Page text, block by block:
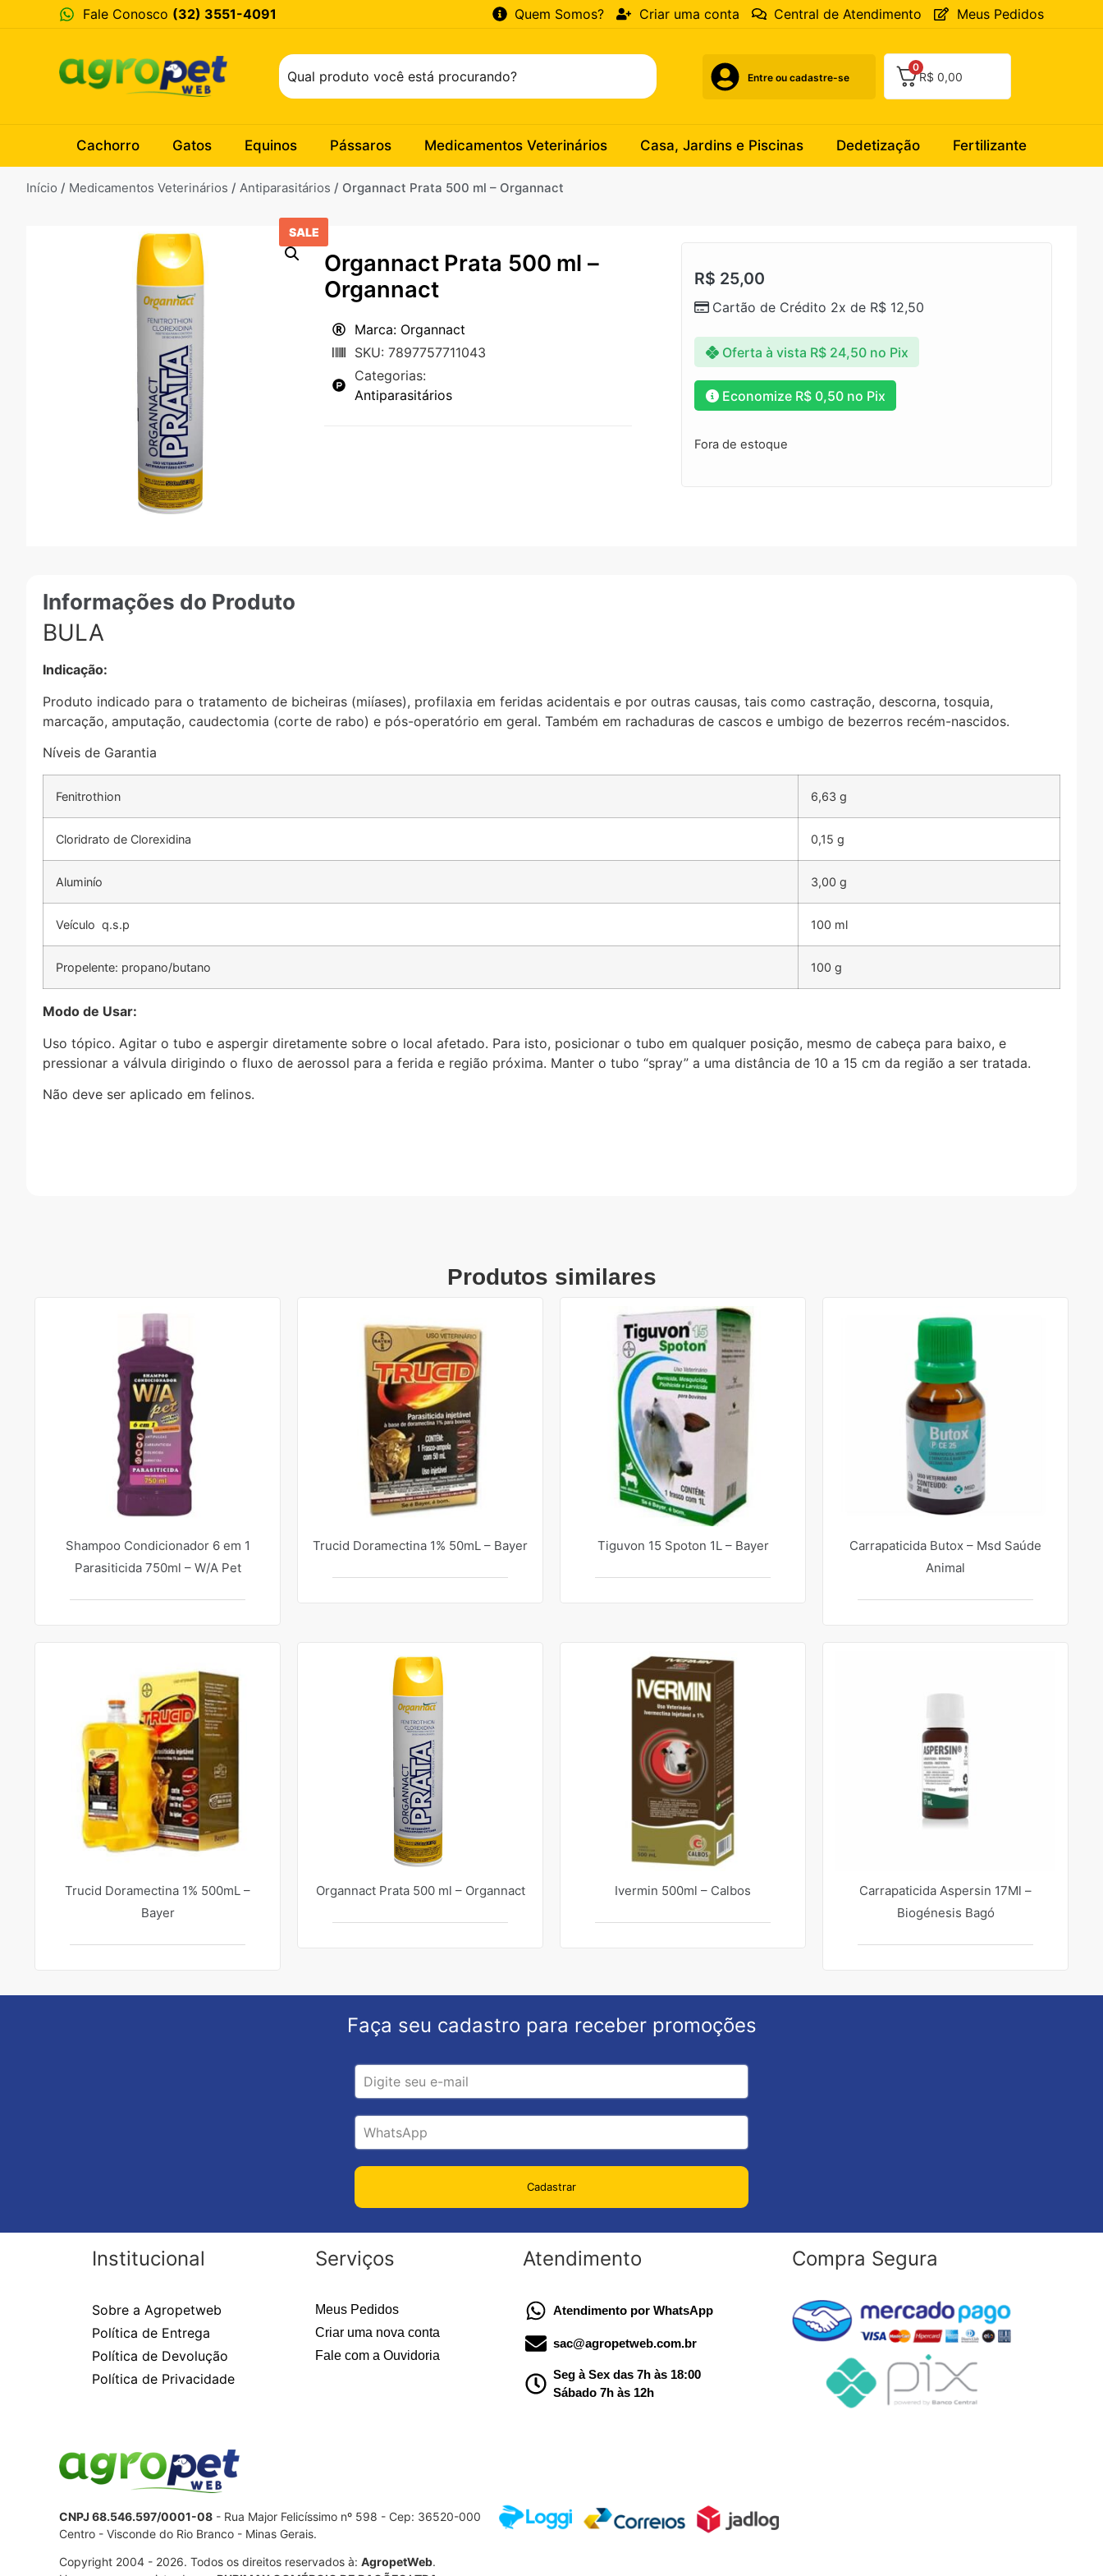
Fale Conosco (32) 3551-4091 Quem Somos? Criar uma conta Central de Atendimento Meus Pedidos
Entre ou cadastre-se
0
R$ 0,00
Cachorro Gatos Equinos Pássaros Medicamentos Veterinários Casa, Jardins e Piscinas Dedetização Fertilizante
Início / Medicamentos Veterinários / Antiparasitários / Organnact Prata 500 ml – Organnact
SALE
Organnact Prata 500 ml –
Organnact
Marca: Organnact
SKU: 7897757711043
Categorias:
Antiparasitários
R$ 25,00
Cartão de Crédito 2x de R$12,50
Oferta à vista R$24,50 no Pix
Economize R$0,50no Pix
Fora de estoque
Informações do Produto
BULA
Indicação:
Produto indicado para o tratamento de bicheiras (miíases), profilaxia em feridas acidentais e por outras causas, tais como castração, descorna, tosquia,
marcação, amputação, caudectomia (corte de rabo) e pós-operatório em geral. Também em rachaduras de cascos e umbigo de bezerros recém-nascidos.
Níveis de Garantia
Fenitrothion 6,63 g
Cloridrato de Clorexidina 0,15 g
Aluminío 3,00 g
Veículo q.s.p 100 ml
Propelente: propano/butano 100 g
Modo de Usar:
Uso tópico. Agitar o tubo e aspergir diretamente sobre o local afetado. Para isto, posicionar o tubo em qualquer posição, mesmo de cabeça para baixo, e
pressionar a válvula dirigindo o fluxo de aerossol para a ferida e região próxima. Manter o tubo “spray” a uma distância de 10 a 15 cm da região a ser tratada.
Não deve ser aplicado em felinos.
Produtos similares
Shampoo Condicionador 6 em 1
Parasiticida 750ml – W/A Pet
Trucid Doramectina 1% 50mL – Bayer Tiguvon 15 Spoton 1L – Bayer
Carrapaticida Butox – Msd Saúde
Animal
Trucid Doramectina 1% 500mL –
Bayer
Organnact Prata 500 ml – Organnact Ivermin 500ml – Calbos
Carrapaticida Aspersin 17Ml –
Biogénesis Bagó
Faça seu cadastro para receber promoções
Cadastrar
Institucional
Sobre a Agropetweb
Política de Entrega
Política de Devolução
Política de Privacidade
Serviços
Meus Pedidos
Criar uma nova conta
Fale com a Ouvidoria
Atendimento
Atendimento por WhatsApp
sac@agropetweb.com.br
Seg à Sex das 7h às 18:00
Sábado 7h às 12h
Compra Segura
CNPJ 68.546.597/0001-08 - Rua Major Felicíssimo nº 598 - Cep: 36520-000
Centro - Visconde do Rio Branco - Minas Gerais.
Copyright 2004 - 2026. Todos os direitos reservados à: AgropetWeb.